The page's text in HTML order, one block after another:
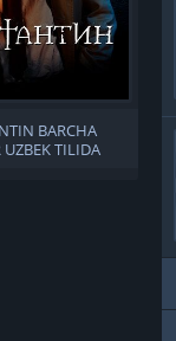
BARCHA
TILIDA